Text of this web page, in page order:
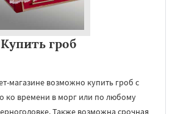
Купить гроб
магазине возможно купить гроб с
ко времени в морг или по любому
Также возможна срочная